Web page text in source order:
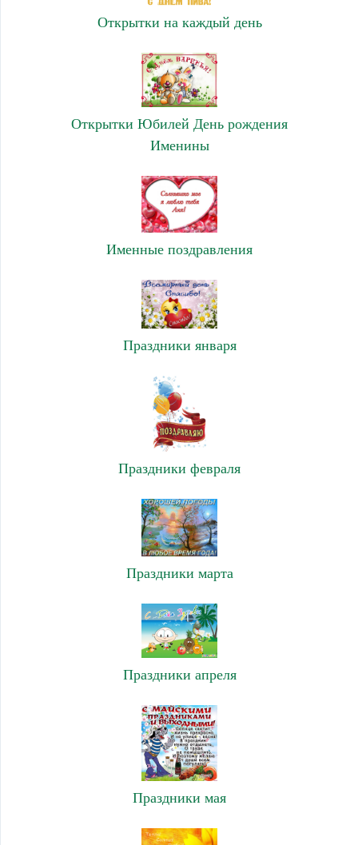
Открытки на каждый день
Открытки Юбилей День рождения
Именины
Именные поздравления
Праздники января
Праздники февраля
Праздники марта
Праздники апреля
Праздники мая